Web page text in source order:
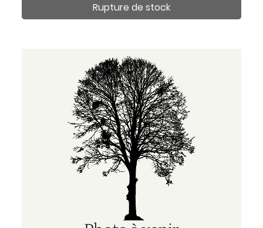
Rupture de stock